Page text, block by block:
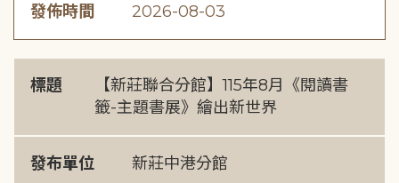
發佈時間 2026-08-03
標題
【新莊聯合分館】115年8月《閱讀書
籤-主題書展》繪出新世界
發布單位 新莊中港分館